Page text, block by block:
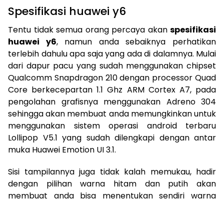
Spesifikasi huawei y6
Tentu tidak semua orang percaya akan spesifikasi
huawei y6, namun anda sebaiknya perhatikan
terlebih dahulu apa saja yang ada di dalamnya. Mulai
dari dapur pacu yang sudah menggunakan chipset
Qualcomm Snapdragon 210 dengan processor Quad
Core berkecepartan 1.1 Ghz ARM Cortex A7, pada
pengolahan grafisnya menggunakan Adreno 304
sehingga akan membuat anda memungkinkan untuk
menggunakan sistem operasi android terbaru
Lollipop V5.1 yang sudah dilengkapi dengan antar
muka Huawei Emotion UI 3.1.
Sisi tampilannya juga tidak kalah memukau, hadir
dengan pilihan warna hitam dan putih akan
membuat anda bisa menentukan sendiri warna